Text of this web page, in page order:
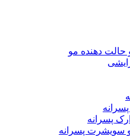
حالت دهنده مو
پسرانه
و سویشرت پسرانه